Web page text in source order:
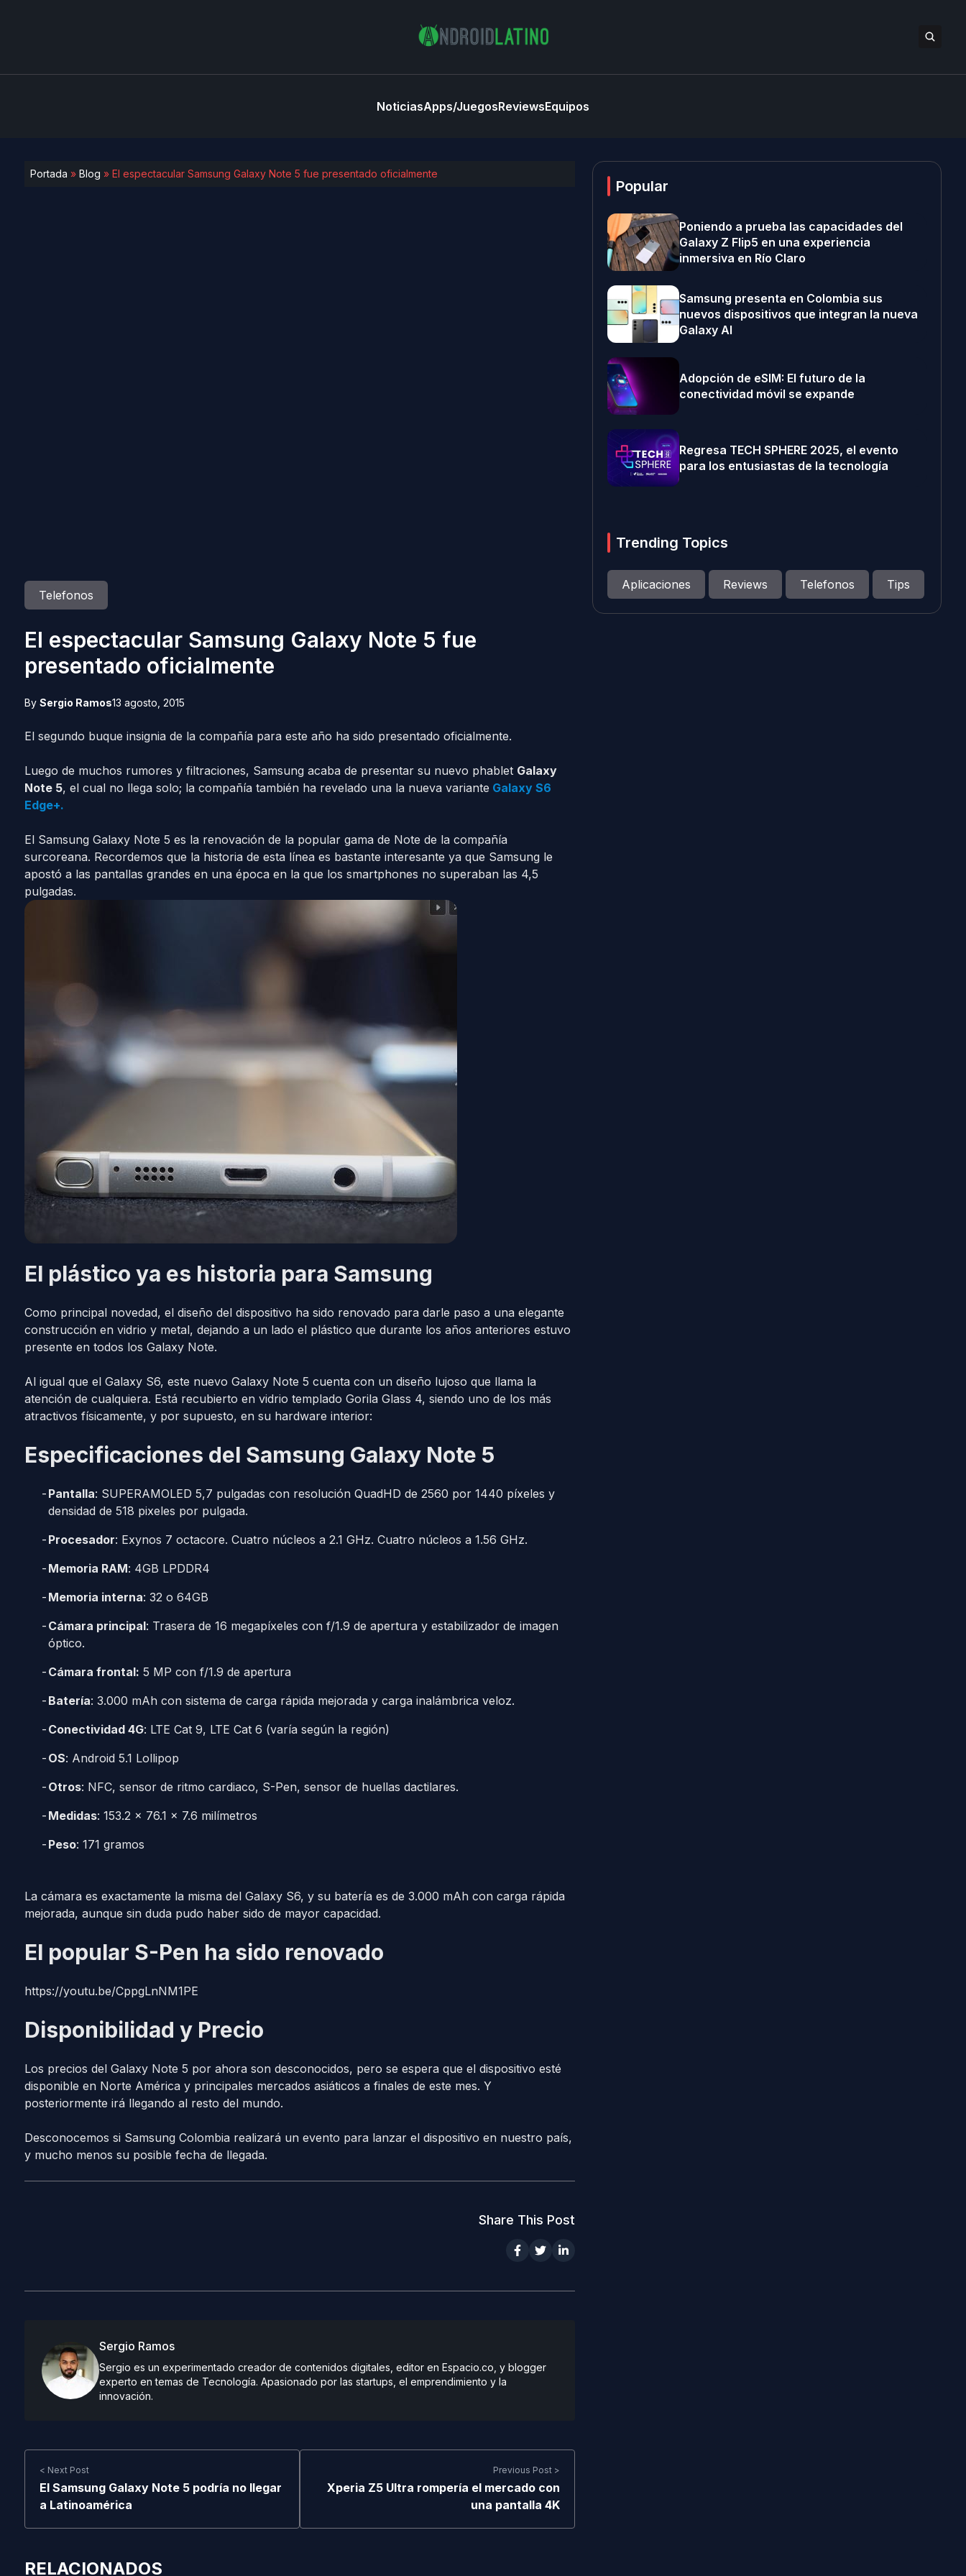
NoticiasApps/JuegosReviewsEquipos
Portada » Blog » El espectacular Samsung Galaxy Note 5 fue presentado oficialmente
Telefonos
El espectacular Samsung Galaxy Note 5 fue
presentado oficialmente
By Sergio Ramos13 agosto, 2015
El segundo buque insignia de la compañía para este año ha sido presentado oficialmente.
Luego de muchos rumores y filtraciones, Samsung acaba de presentar su nuevo phablet Galaxy
Note 5, el cual no llega solo; la compañía también ha revelado una la nueva variante Galaxy S6
Edge+.
El Samsung Galaxy Note 5 es la renovación de la popular gama de Note de la compañía
surcoreana. Recordemos que la historia de esta línea es bastante interesante ya que Samsung le
apostó a las pantallas grandes en una época en la que los smartphones no superaban las 4,5
pulgadas.
El plástico ya es historia para Samsung
Como principal novedad, el diseño del dispositivo ha sido renovado para darle paso a una elegante
construcción en vidrio y metal, dejando a un lado el plástico que durante los años anteriores estuvo
presente en todos los Galaxy Note.
Al igual que el Galaxy S6, este nuevo Galaxy Note 5 cuenta con un diseño lujoso que llama la
atención de cualquiera. Está recubierto en vidrio templado Gorila Glass 4, siendo uno de los más
atractivos físicamente, y por supuesto, en su hardware interior:
Especificaciones del Samsung Galaxy Note 5
Pantalla: SUPERAMOLED 5,7 pulgadas con resolución QuadHD de 2560 por 1440 píxeles y
densidad de 518 pixeles por pulgada.
Procesador: Exynos 7 octacore. Cuatro núcleos a 2.1 GHz. Cuatro núcleos a 1.56 GHz.
Memoria RAM: 4GB LPDDR4
Memoria interna: 32 o 64GB
Cámara principal: Trasera de 16 megapíxeles con f/1.9 de apertura y estabilizador de imagen
óptico.
Cámara frontal: 5 MP con f/1.9 de apertura
Batería: 3.000 mAh con sistema de carga rápida mejorada y carga inalámbrica veloz.
Conectividad 4G: LTE Cat 9, LTE Cat 6 (varía según la región)
OS: Android 5.1 Lollipop
Otros: NFC, sensor de ritmo cardiaco, S-Pen, sensor de huellas dactilares.
Medidas: 153.2 x 76.1 x 7.6 milímetros
Peso: 171 gramos
La cámara es exactamente la misma del Galaxy S6, y su batería es de 3.000 mAh con carga rápida
mejorada, aunque sin duda pudo haber sido de mayor capacidad.
El popular S-Pen ha sido renovado
https://youtu.be/CppgLnNM1PE
Disponibilidad y Precio
Los precios del Galaxy Note 5 por ahora son desconocidos, pero se espera que el dispositivo esté
disponible en Norte América y principales mercados asiáticos a finales de este mes. Y
posteriormente irá llegando al resto del mundo.
Desconocemos si Samsung Colombia realizará un evento para lanzar el dispositivo en nuestro país,
y mucho menos su posible fecha de llegada.
Share This Post
Sergio Ramos
Sergio es un experimentado creador de contenidos digitales, editor en Espacio.co, y blogger
experto en temas de Tecnología. Apasionado por las startups, el emprendimiento y la
innovación.
< Next Post
El Samsung Galaxy Note 5 podría no llegar
a Latinoamérica
Previous Post >
Xperia Z5 Ultra rompería el mercado con
una pantalla 4K
RELACIONADOS
Popular
Poniendo a prueba las capacidades del
Galaxy Z Flip5 en una experiencia
inmersiva en Río Claro
Samsung presenta en Colombia sus
nuevos dispositivos que integran la nueva
Galaxy AI
Adopción de eSIM: El futuro de la
conectividad móvil se expande
Regresa TECH SPHERE 2025, el evento
para los entusiastas de la tecnología
Trending Topics
Aplicaciones Reviews Telefonos Tips